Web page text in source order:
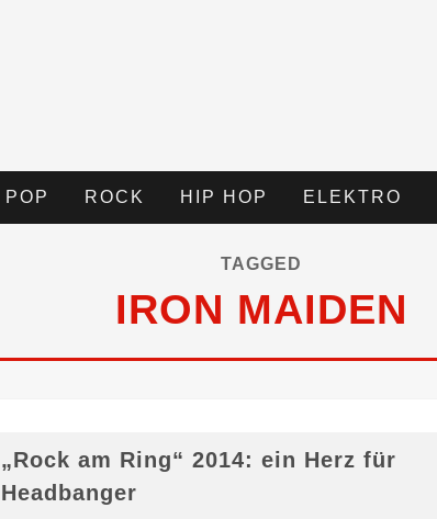
POP ROCK HIP HOP ELEKTRO
TAGGED
IRON MAIDEN
„Rock am Ring“ 2014: ein Herz für
Headbanger